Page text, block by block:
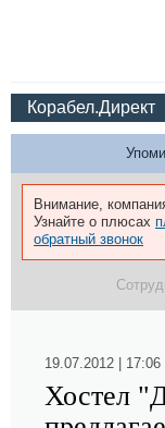
Выставки и
Корабел.Директ
Внимание,
Узнайте о плюсах
обратный звонок
19.07.2012 |
Хостел